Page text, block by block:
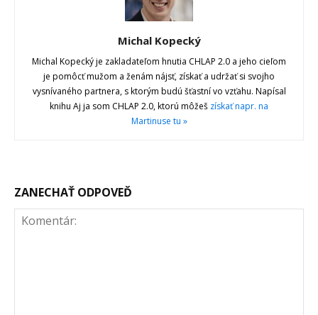
Michal Kopecký
Michal Kopecký je zakladateľom hnutia CHLAP 2.0 a jeho cieľom
je pomôcť mužom a ženám nájsť, získať a udržať si svojho
vysnívaného partnera, s ktorým budú šťastní vo vzťahu. Napísal
knihu Aj ja som CHLAP 2.0, ktorú môžeš získať napr. na
Martinuse tu »
ZANECHAŤ ODPOVEĎ